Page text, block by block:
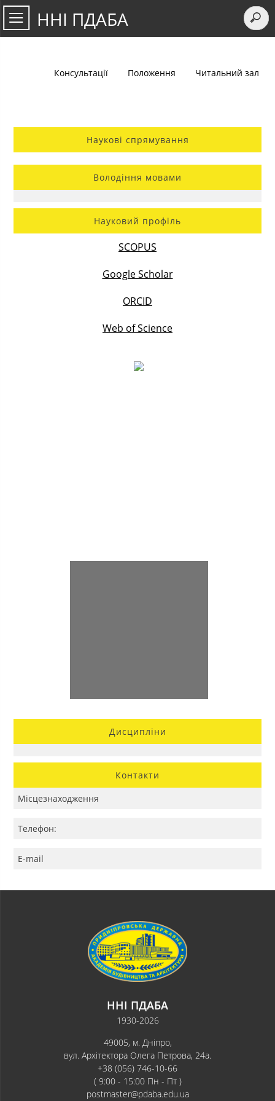
ННІ ПДАБА
Консультації Положення Читальний зал
Наукові спрямування
Володіння мовами
Науковий профіль
SCOPUS
Google Scholar
ORCID
Web of Science
Дисципліни
Контакти
Місцезнаходження
Телефон:
E-mail
ННІ ПДАБА
1930-2026
49005, м. Дніпро,
вул. Архітектора Олега Петрова, 24а.
+38 (056) 746-10-66
( 9:00 - 15:00 Пн - Пт )
postmaster@pdaba.edu.ua